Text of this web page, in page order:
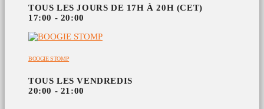
TOUS LES JOURS DE 17H À 20H (CET)
17:00 - 20:00
BOOGIE STOMP
TOUS LES VENDREDIS
20:00 - 21:00